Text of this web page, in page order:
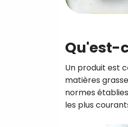
Qu'est-
Un produit est
matières
normes
les plus